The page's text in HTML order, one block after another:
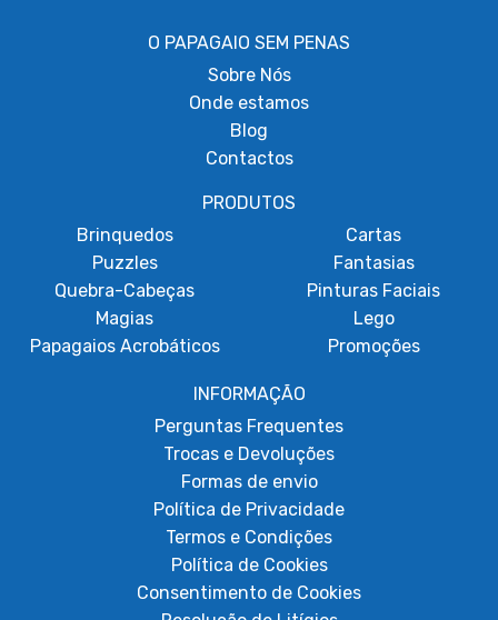
O PAPAGAIO SEM PENAS
Sobre Nós
Onde estamos
Blog
Contactos
PRODUTOS
Brinquedos
Puzzles
Quebra-Cabeças
Magias
Papagaios Acrobáticos
Cartas
Fantasias
Pinturas Faciais
Lego
Promoções
INFORMAÇÃO
Perguntas Frequentes
Trocas e Devoluções
Formas de envio
Política de Privacidade
Termos e Condições
Política de Cookies
Consentimento de Cookies